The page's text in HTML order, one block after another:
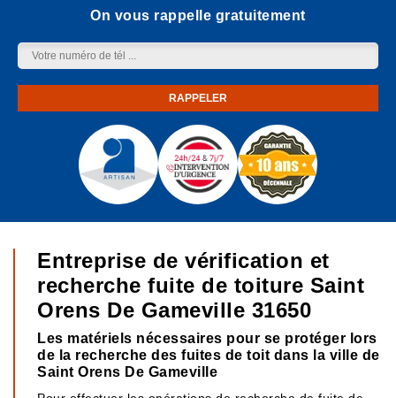
On vous rappelle gratuitement
Entreprise de vérification et
recherche fuite de toiture Saint
Orens De Gameville 31650
Les matériels nécessaires pour se protéger lors
de la recherche des fuites de toit dans la ville de
Saint Orens De Gameville